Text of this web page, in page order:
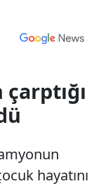
hayatını